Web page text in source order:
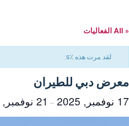
« All الفعاليات
لقد مرت هذه ٪s.
معرض دبي للطيران
17 نوفمبر, 2025 – 21 نوفمبر, 2025